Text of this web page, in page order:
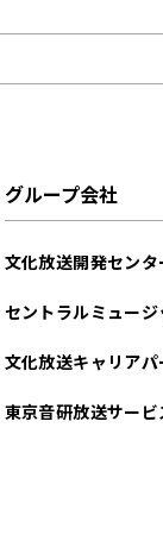
グループ会社
文化放送開発センタ
セントラルミュージ
文化放送キャリア
東京音研放送サービ